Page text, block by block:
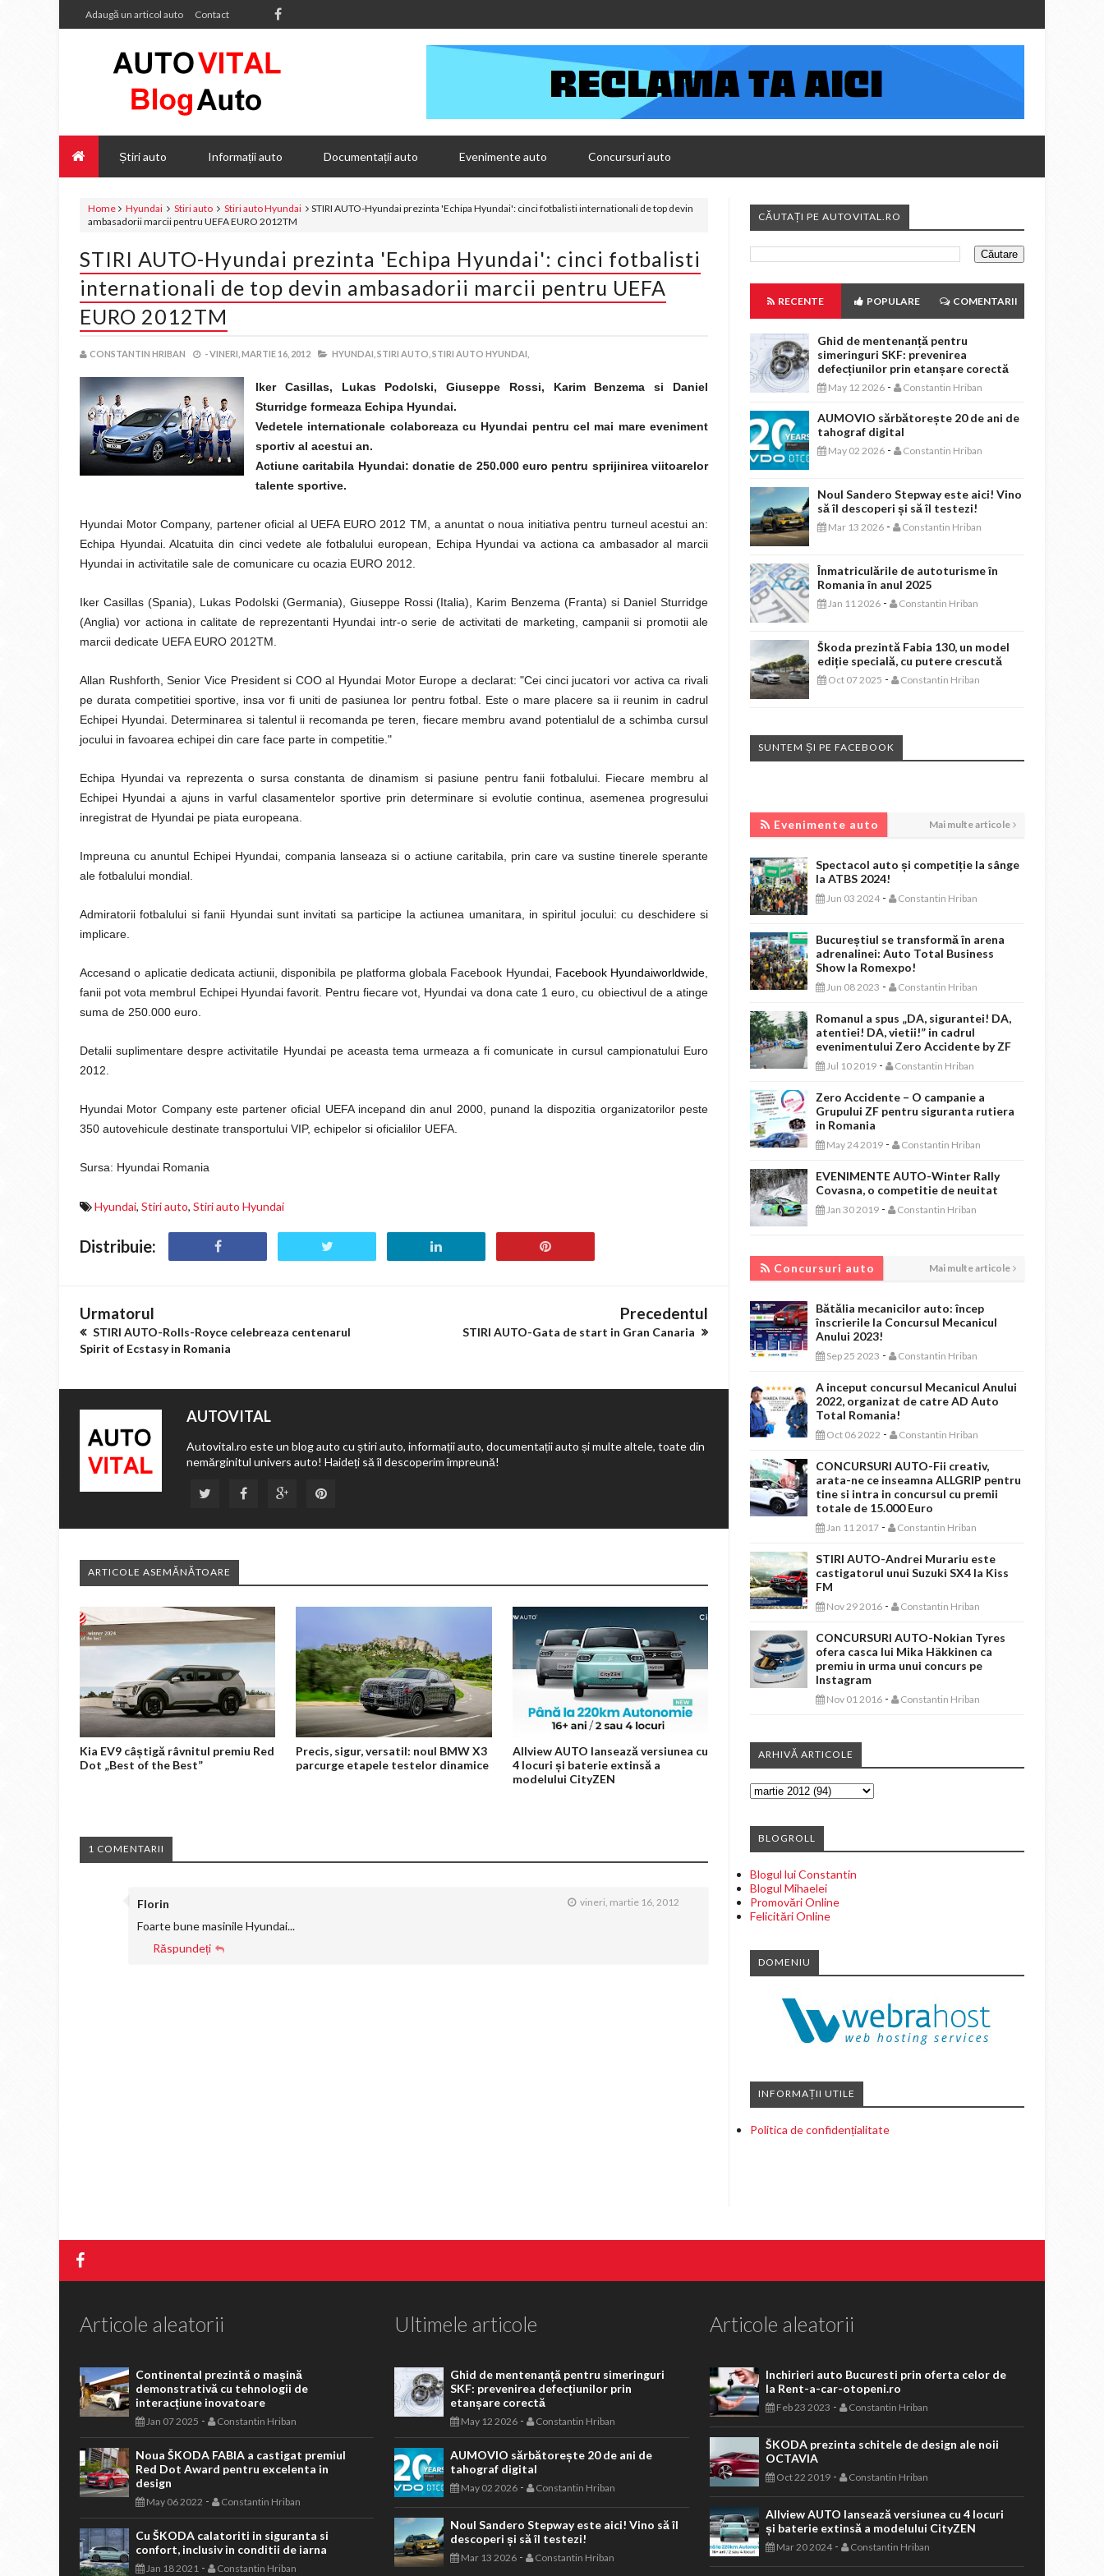
Adaugă un articol auto Contact
Știri auto Informații auto Documentații auto Evenimente auto Concursuri auto
Home Hyundai Stiri auto Stiri auto Hyundai
STIRI AUTO-Hyundai prezinta 'Echipa Hyundai': cinci fotbalisti internationali de top devin
ambasadorii marcii pentru UEFA EURO 2012TM
STIRI AUTO-Hyundai prezinta 'Echipa Hyundai': cinci fotbalisti
internationali de top devin ambasadorii marcii pentru UEFA
EURO 2012TM
CONSTANTIN HRIBAN -VINERI, MARTIE 16, 2012 HYUNDAI, STIRI AUTO, STIRI AUTO HYUNDAI,
Iker Casillas, Lukas Podolski, Giuseppe Rossi, Karim Benzema si Daniel
Sturridge formeaza Echipa Hyundai.
Vedetele internationale colaboreaza cu Hyundai pentru cel mai mare eveniment
sportiv al acestui an.
Actiune caritabila Hyundai: donatie de 250.000 euro pentru sprijinirea viitoarelor
talente sportive.
Hyundai Motor Company, partener oficial al UEFA EURO 2012 TM, a anuntat o noua initiativa pentru turneul acestui an:
Echipa Hyundai. Alcatuita din cinci vedete ale fotbalului european, Echipa Hyundai va actiona ca ambasador al marcii
Hyundai in activitatile sale de comunicare cu ocazia EURO 2012.
Iker Casillas (Spania), Lukas Podolski (Germania), Giuseppe Rossi (Italia), Karim Benzema (Franta) si Daniel Sturridge
(Anglia) vor actiona in calitate de reprezentanti Hyundai intr-o serie de activitati de marketing, campanii si promotii ale
marcii dedicate UEFA EURO 2012TM.
Allan Rushforth, Senior Vice President si COO al Hyundai Motor Europe a declarat: "Cei cinci jucatori vor activa ca rivali
pe durata competitiei sportive, insa vor fi uniti de pasiunea lor pentru fotbal. Este o mare placere sa ii reunim in cadrul
Echipei Hyundai. Determinarea si talentul ii recomanda pe teren, fiecare membru avand potentialul de a schimba cursul
jocului in favoarea echipei din care face parte in competitie."
Echipa Hyundai va reprezenta o sursa constanta de dinamism si pasiune pentru fanii fotbalului. Fiecare membru al
Echipei Hyundai a ajuns in varful clasamentelor sportive prin determinare si evolutie continua, asemenea progresului
inregistrat de Hyundai pe piata europeana.
Impreuna cu anuntul Echipei Hyundai, compania lanseaza si o actiune caritabila, prin care va sustine tinerele sperante
ale fotbalului mondial.
Admiratorii fotbalului si fanii Hyundai sunt invitati sa participe la actiunea umanitara, in spiritul jocului: cu deschidere si
implicare.
Accesand o aplicatie dedicata actiunii, disponibila pe platforma globala Facebook Hyundai, Facebook Hyundaiworldwide
fanii pot vota membrul Echipei Hyundai favorit. Pentru fiecare vot, Hyundai va dona cate 1 euro, cu obiectivul de a atinge
suma de 250.000 euro.
Detalii suplimentare despre activitatile Hyundai pe aceasta tema urmeaza a fi comunicate in cursul campionatului Euro
2012.
Hyundai Motor Company este partener oficial UEFA incepand din anul 2000, punand la dispozitia organizatorilor peste
350 autovehicule destinate transportului VIP, echipelor si oficialilor UEFA.
Sursa: Hyundai Romania
Hyundai, Stiri auto, Stiri auto Hyundai
Distribuie:
Urmatorul
STIRI AUTO-Rolls-Royce celebreaza centenarul
Spirit of Ecstasy in Romania
Precedentul
STIRI AUTO-Gata de start in Gran Canaria
AUTOVITAL
Autovital.ro este un blog auto cu știri auto, informații auto, documentații auto și multe altele, toate din
nemărginitul univers auto! Haideți să îl descoperim împreună!
ARTICOLE ASEMĂNĂTOARE
Kia EV9 câștigă râvnitul premiu Red
Dot „Best of the Best”
Precis, sigur, versatil: noul BMW X3
parcurge etapele testelor dinamice
Allview AUTO lansează versiunea cu
4 locuri și baterie extinsă a
modelului CityZEN
1 COMENTARII
Florin vineri, martie 16, 2012
Foarte bune masinile Hyundai...
Răspundeți
CĂUTAȚI PE AUTOVITAL.RO
RECENTE POPULARE COMENTARII
Ghid de mentenanță pentru
simeringuri SKF: prevenirea
defecțiunilor prin etanșare corectă
May 12 2026 - Constantin Hriban
AUMOVIO sărbătorește 20 de ani de
tahograf digital
May 02 2026 - Constantin Hriban
Noul Sandero Stepway este aici! Vino
să îl descoperi și să îl testezi!
Mar 13 2026 - Constantin Hriban
Înmatriculările de autoturisme în
Romania în anul 2025
Jan 11 2026 - Constantin Hriban
Škoda prezintă Fabia 130, un model
ediție specială, cu putere crescută
Oct 07 2025 - Constantin Hriban
SUNTEM ȘI PE FACEBOOK
Evenimente auto Mai multe articole
Spectacol auto și competiție la sânge
la ATBS 2024!
Jun 03 2024 - Constantin Hriban
Bucureștiul se transformă în arena
adrenalinei: Auto Total Business
Show la Romexpo!
Jun 08 2023 - Constantin Hriban
Romanul a spus „DA, sigurantei! DA,
atentiei! DA, vietii!” in cadrul
evenimentului Zero Accidente by ZF
Jul 10 2019 - Constantin Hriban
Zero Accidente – O campanie a
Grupului ZF pentru siguranta rutiera
in Romania
May 24 2019 - Constantin Hriban
EVENIMENTE AUTO-Winter Rally
Covasna, o competitie de neuitat
Jan 30 2019 - Constantin Hriban
Concursuri auto Mai multe articole
Bătălia mecanicilor auto: încep
înscrierile la Concursul Mecanicul
Anului 2023!
Sep 25 2023 - Constantin Hriban
A inceput concursul Mecanicul Anului
2022, organizat de catre AD Auto
Total Romania!
Oct 06 2022 - Constantin Hriban
CONCURSURI AUTO-Fii creativ,
arata-ne ce inseamna ALLGRIP pentru
tine si intra in concursul cu premii
totale de 15.000 Euro
Jan 11 2017 - Constantin Hriban
STIRI AUTO-Andrei Murariu este
castigatorul unui Suzuki SX4 la Kiss
FM
Nov 29 2016 - Constantin Hriban
CONCURSURI AUTO-Nokian Tyres
ofera casca lui Mika Häkkinen ca
premiu in urma unui concurs pe
Instagram
Nov 01 2016 - Constantin Hriban
ARHIVĂ ARTICOLE
BLOGROLL
Blogul lui Constantin
Blogul Mihaelei
Promovări Online
Felicitări Online
DOMENIU
INFORMAȚII UTILE
Politica de confidențialitate
Articole aleatorii
Continental prezintă o mașină
demonstrativă cu tehnologii de
interacțiune inovatoare
Jan 07 2025 - Constantin Hriban
Noua ŠKODA FABIA a castigat premiul
Red Dot Award pentru excelenta in
design
May 06 2022 - Constantin Hriban
Cu ŠKODA calatoriti in siguranta si
confort, inclusiv in conditii de iarna
Jan 18 2021 - Constantin Hriban
Ultimele articole
Ghid de mentenanță pentru simeringuri
SKF: prevenirea defecțiunilor prin
etanșare corectă
May 12 2026 - Constantin Hriban
AUMOVIO sărbătorește 20 de ani de
tahograf digital
May 02 2026 - Constantin Hriban
Noul Sandero Stepway este aici! Vino să îl
descoperi și să îl testezi!
Mar 13 2026 - Constantin Hriban
Articole aleatorii
Inchirieri auto Bucuresti prin oferta celor de
la Rent-a-car-otopeni.ro
Feb 23 2023 - Constantin Hriban
ŠKODA prezinta schitele de design ale noii
OCTAVIA
Oct 22 2019- Constantin Hriban
Allview AUTO lansează versiunea cu 4 locuri
și baterie extinsă a modelului CityZEN
Mar 20 2024- Constantin Hriban